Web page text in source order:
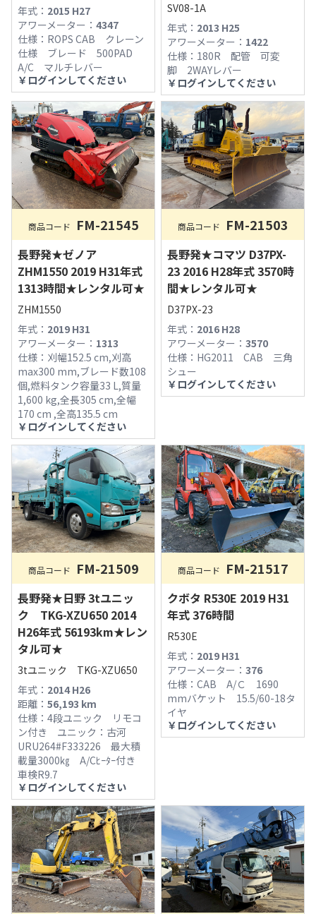
年式： 2015 H27
アワーメーター： 4347
仕様： ROPS CAB クレーン
仕様 ブレード 500PAD
A/C マルチレバー
￥ ログインしてください
SV08-1A
年式： 2013 H25
アワーメーター： 1422
仕様： 180R 配管 可変
脚 2WAYレバー
￥ ログインしてください
商品コード FM-21545
長野発★ゼノア
ZHM1550 2019 H31年式
1313時間★レンタル可★
ZHM1550
年式： 2019 H31
アワーメーター： 1313
仕様： 刈幅152.5 cm,刈高
max300 mm,ブレード数108
個,燃料タンク容量33 L,質量
1,600 kg,全長305 cm,全幅
170 cm ,全高135.5 cm
￥ ログインしてください
商品コード FM-21503
長野発★コマツ D37PX-
23 2016 H28年式 3570時
間★レンタル可★
D37PX-23
年式： 2016 H28
アワーメーター： 3570
仕様： HG2011 CAB 三角
シュー
￥ ログインしてください
商品コード FM-21509
長野発★日野 3tユニッ
ク TKG-XZU650 2014
H26年式 56193km★レン
タル可★
3tユニック TKG-XZU650
年式： 2014 H26
距離： 56,193 km
仕様： 4段ユニック リモコ
ン付き ユニック：古河
URU264#F333226 最大積
載量3000㎏ A/Cﾋｰﾀｰ付き
車検R9.7
￥ ログインしてください
商品コード FM-21517
クボタ R530E 2019 H31
年式 376時間
R530E
年式： 2019 H31
アワーメーター： 376
仕様： CAB A/Ｃ 1690
mmバケット 15.5/60-18タ
イヤ
￥ ログインしてください